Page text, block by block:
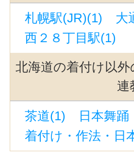
札幌駅(JR)(1) 大
西２８丁目駅(1)
北海道の着付け以
連
茶道(1)
日本舞
着付け・作法・日